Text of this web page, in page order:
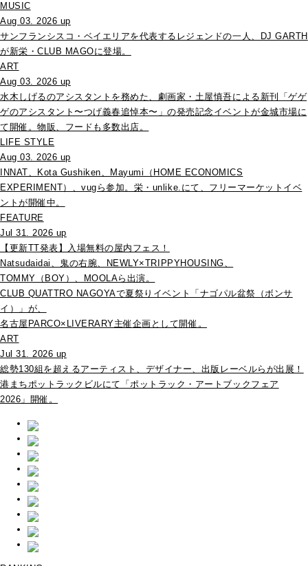
MUSIC
Aug 03. 2026 up
サンフランシスコ・ベイエリアを代表するレジェンドの一人、DJ GARTH
が新栄・CLUB MAGOに登場。
ART
Aug 03. 2026 up
水木しげるのアシスタントを務めた、劇画家・土屋慎吾による新刊「ゲゲ
ゲのアシスタント〜つげ義春追悼本〜」の発売記念イベントが金城市場に
て開催。物販、フードも多数出店。
LIFE STYLE
Aug 03. 2026 up
INNAT、Kota Gushiken、Mayumi（HOME ECONOMICS
EXPERIMENT）、vugら参加。栄・unlike.にて、フリーマーケットイベ
ントが開催中。
FEATURE
Jul 31. 2026 up
【更新TT発表】入場無料の屋内フェス！
Natsudaidai、鬼の右腕、NEWLY×TRIPPYHOUSING、
TOMMY（BOY）、MOOLAら出演。
CLUB QUATTRO NAGOYAで夏祭りイベント「ナゴパル盆祭（ボンサ
イ）」が、
名古屋PARCO×LIVERARY主催企画として開催。
ART
Jul 31. 2026 up
総勢130組を超えるアーティスト、デザイナー、出版レーベルらが出展！
港まちポットラックビルにて「ポットラック・アートブックフェア
2026」開催。